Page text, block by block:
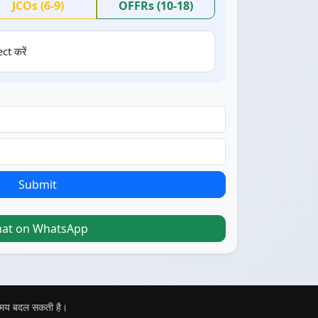
JCOs (6-9) OFFRs (10-18)
करें
Submit
on WhatsApp
बदल सकती है।